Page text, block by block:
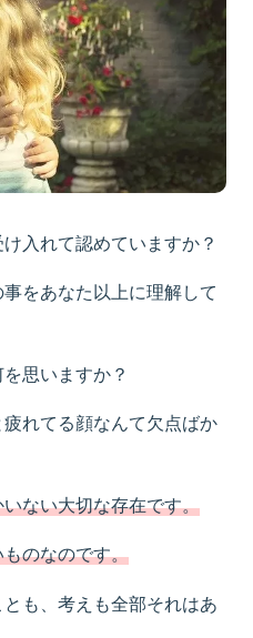
入れて認めていますか？
をあなた以上に理解して
思いますか？
れてる顔なんて欠点ばか
ない大切な存在です。
のなのです。
も、考えも全部それはあ